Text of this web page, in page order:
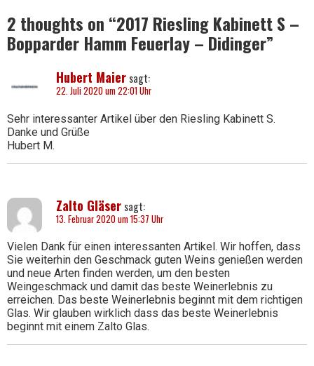
2 thoughts on “2017 Riesling Kabinett S –
Bopparder Hamm Feuerlay – Didinger”
Hubert Maier sagt:
22. Juli 2020 um 22:01 Uhr
Sehr interessanter Artikel über den Riesling Kabinett S.
Danke und Grüße
Hubert M.
Zalto Gläser sagt:
13. Februar 2020 um 15:37 Uhr
Vielen Dank für einen interessanten Artikel. Wir hoffen, dass
Sie weiterhin den Geschmack guten Weins genießen werden
und neue Arten finden werden, um den besten
Weingeschmack und damit das beste Weinerlebnis zu
erreichen. Das beste Weinerlebnis beginnt mit dem richtigen
Glas. Wir glauben wirklich dass das beste Weinerlebnis
beginnt mit einem Zalto Glas.